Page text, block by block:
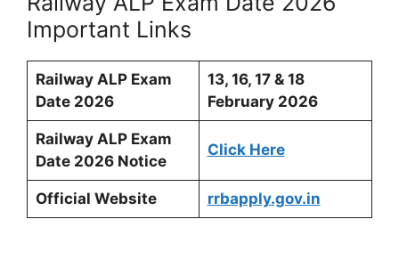
Important Links
Railway ALP Exam
Date 2026
13, 16, 17 & 18
February 2026
Railway ALP Exam
Date 2026 Notice
Click Here
Official Website rrbapply.gov.in